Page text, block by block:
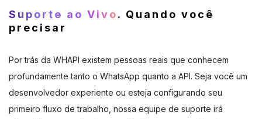
Suporte ao Vivo. Quando você
precisar
Por trás da WHAPI existem pessoas reais que conhecem
profundamente tanto o WhatsApp quanto a API. Seja você um
desenvolvedor experiente ou esteja configurando seu
primeiro fluxo de trabalho, nossa equipe de suporte irá